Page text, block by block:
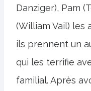
Danziger), Pam
(William Vail) les
ils prennent un
qui les terrifie
familial. Après